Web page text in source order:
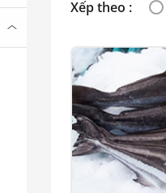
Xếp theo :